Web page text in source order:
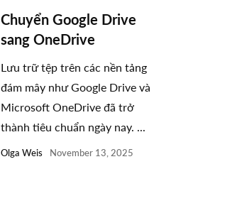
Chuyển Google Drive
sang OneDrive
Lưu trữ tệp trên các nền tảng
đám mây như Google Drive và
Microsoft OneDrive đã trở
thành tiêu chuẩn ngày nay. ...
Olga Weis November 13, 2025